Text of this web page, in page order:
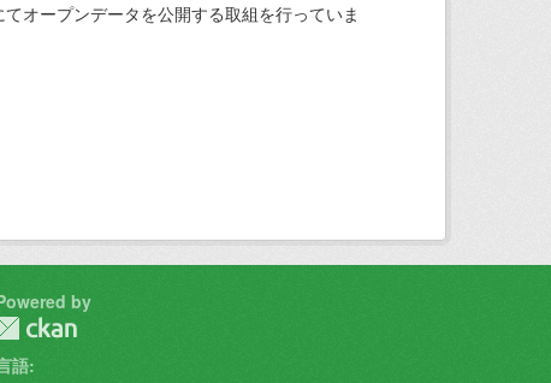
オープンデータを公開する取組を行っていま
by
語